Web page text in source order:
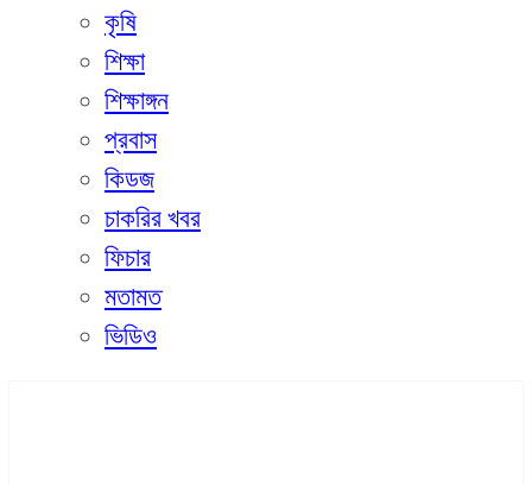
কৃষি
শিক্ষা
শিক্ষাঙ্গন
প্রবাস
কিডজ
চাকরির খবর
ফিচার
মতামত
ভিডিও